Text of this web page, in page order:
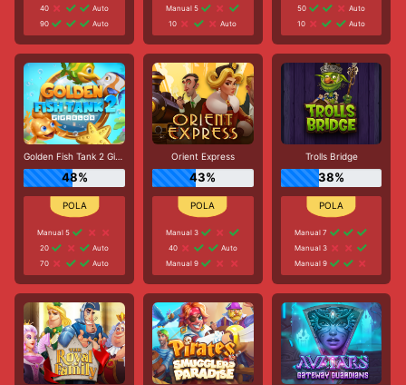
40
Auto
90
Auto
Manual 5
10
Auto
50
Auto
10
Auto
Golden Fish Tank 2 Gigablox
48%
Manual 5
20
Auto
70
Auto
Orient Express
43%
Manual 3
40
Auto
Manual 9
Trolls Bridge
38%
Manual 7
Manual 3
Manual 9